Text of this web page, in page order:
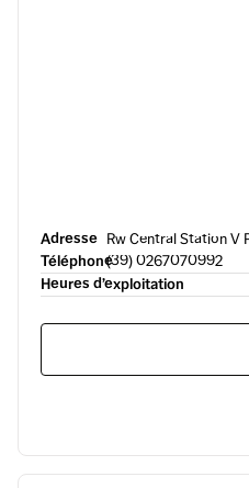
Adresse Rw Central Station V
Téléphone(39) 0267070992
Heures d’exploitation